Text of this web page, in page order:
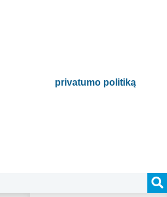
privatumo politiką.